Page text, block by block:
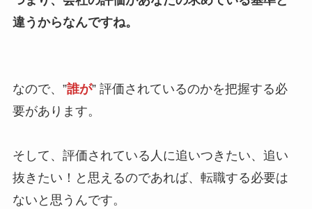
違うからなんですね。
なので、”誰が” 評価されているのかを把握する必
要があります。
そして、評価されている人に追いつきたい、追い
抜きたい！と思えるのであれば、転職する必要は
ないと思うんです。